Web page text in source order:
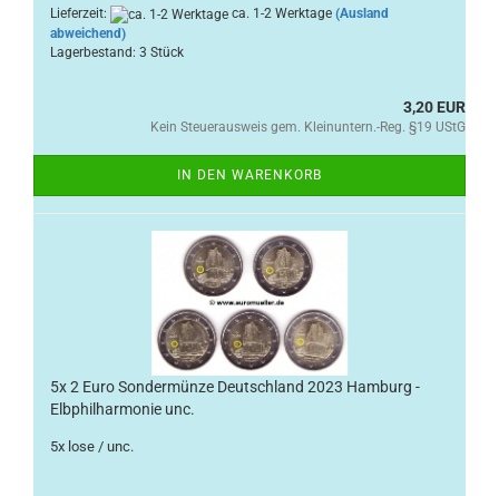
Lieferzeit: ca. 1-2 Werktage (Ausland
abweichend)
Lagerbestand: 3 Stück
3,20 EUR
Kein Steuerausweis gem. Kleinuntern.-Reg. §19 UStG
IN DEN WARENKORB
5x 2 Euro Sondermünze Deutschland 2023 Hamburg -
Elbphilharmonie unc.
5x lose / unc.